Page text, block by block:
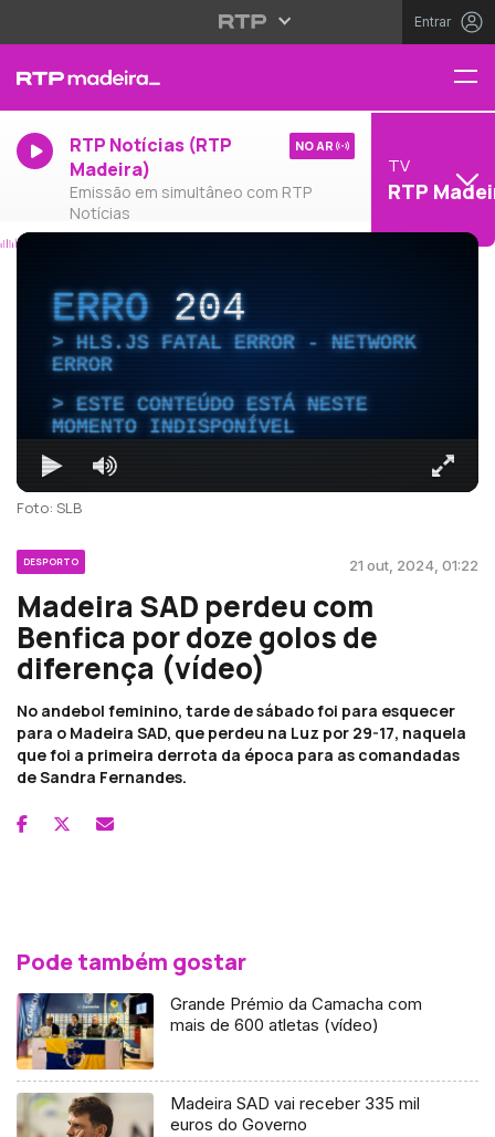
Entrar
RTP Notícias (RTP
Madeira)
Emissão em simultâneo com RTP
Notícias
NO AR
TV
RTP
ERRO204
HLS.JS FATAL ERROR - NETWORK
ERROR
ESTE CONTEÚDO ESTÁ NESTE
MOMENTO INDISPONÍVEL
Foto: SLB
DESPORTO 21 out, 2024, 01:22
Madeira SAD perdeu com
Benfica por doze golos de
diferença (vídeo)
No andebol feminino, tarde de sábado foi para esquecer
para o Madeira SAD, que perdeu na Luz por 29-17, naquela
que foi a primeira derrota da época para as comandadas
de Sandra Fernandes.
Pode também gostar
Grande Prémio da Camacha com
mais de 600 atletas (vídeo)
Madeira SAD vai receber 335 mil
euros do Governo